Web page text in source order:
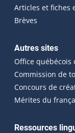
Articles et fiches
Brèves
Autres sites
Office québécois
Commission de
Concours de
Mérites du
Ressources